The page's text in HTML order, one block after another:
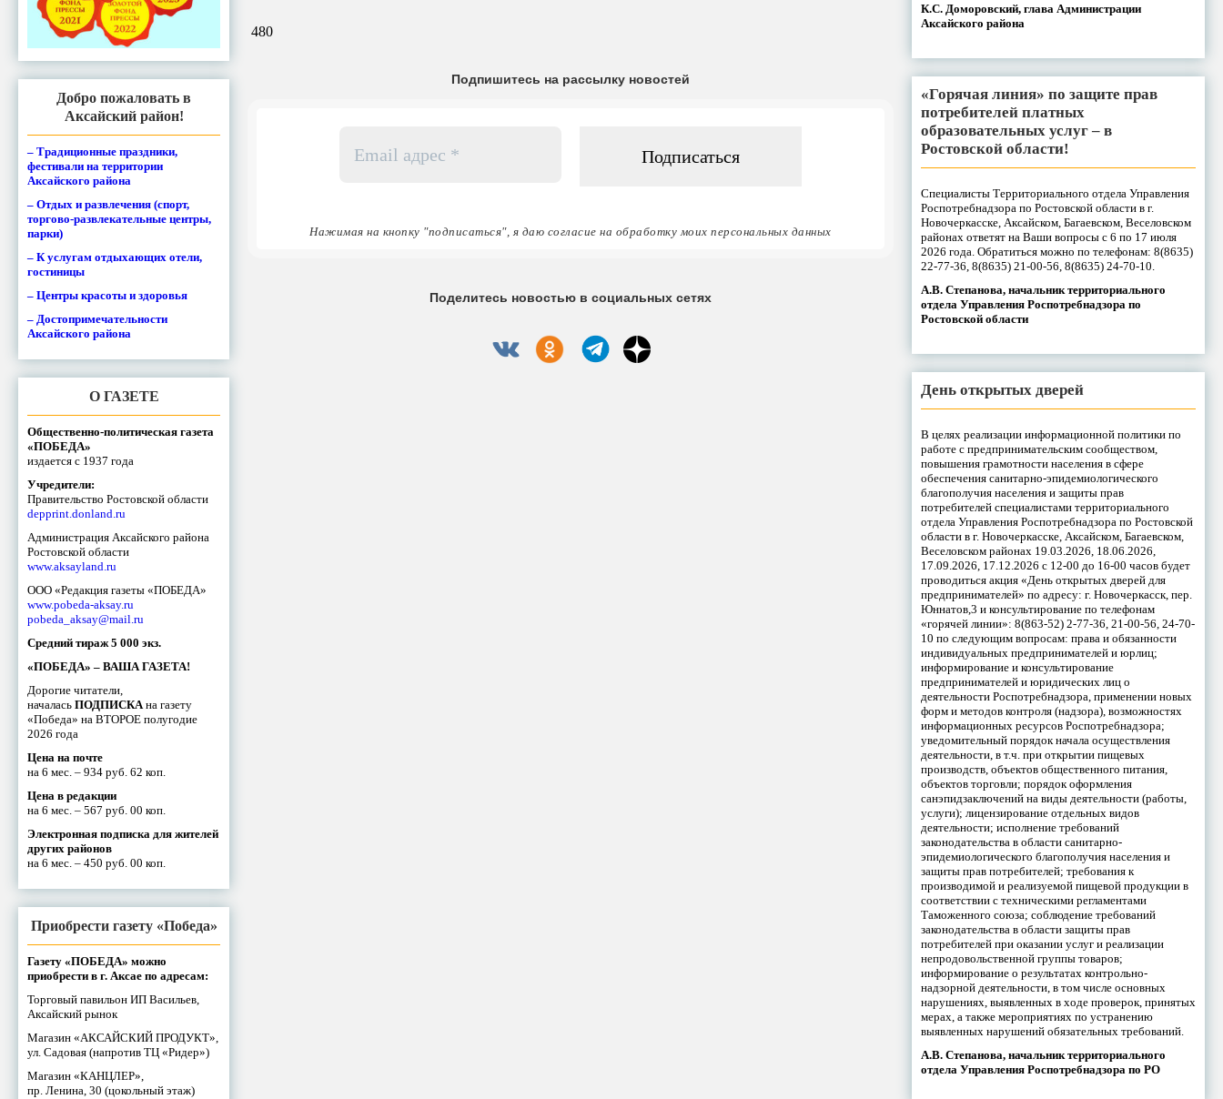
Добро пожаловать в
Аксайский район!
– Традиционные праздники,
фестивали на территории
Аксайского района
– Отдых и развлечения (спорт,
торгово-развлекательные центры,
парки)
– К услугам отдыхающих отели,
гостиницы
– Центры красоты и здоровья
– Достопримечательности
Аксайского района
О ГАЗЕТЕ
Общественно-политическая газета
«ПОБЕДА»
издается с 1937 года
Учредители:
Правительство Ростовской области
depprint.donland.ru
Администрация Аксайского района
Ростовской области
www.aksayland.ru
ООО «Редакция газеты «ПОБЕДА»
www.pobeda-aksay.ru
pobeda_aksay@mail.ru
Средний тираж 5 000 экз.
«ПОБЕДА» – ВАША ГАЗЕТА!
Дорогие читатели,
началась ПОДПИСКАна газету
«Победа» на ВТОРОЕ полугодие
2026 года
Цена на почте
на 6 мес. – 934 руб. 62 коп.
Цена в редакции
на 6 мес. – 567 руб. 00 коп.
Электронная подписка для жителей
других районов
на 6 мес. – 450 руб. 00 коп.
Приобрести газету «Победа»
Газету «ПОБЕДА» можно
приобрести в г. Аксае по адресам:
Торговый павильон ИП Васильев,
Аксайский рынок
Магазин «АКСАЙСКИЙ ПРОДУКТ»,
ул. Садовая (напротив ТЦ «Ридер»)
Магазин «КАНЦЛЕР»,
пр. Ленина, 30 (цокольный этаж)
480
Подпишитесь на рассылку новостей
адрес
Нажимая на кнопку "подписаться", я даю согласие на обработку моих персональных данных
Поделитесь новостью в социальных сетях
К.С. Доморовский, глава Администрации
Аксайского района
«Горячая линия» по защите прав
потребителей платных
образовательных услуг – в
Ростовской области!
Специалисты Территориального отдела Управления
Роспотребнадзора по Ростовской области в г.
Новочеркасске, Аксайском, Багаевском, Веселовском
районах ответят на Ваши вопросы с 6 по 17 июля
2026 года. Обратиться можно по телефонам: 8(8635)
22-77-36, 8(8635) 21-00-56, 8(8635) 24-70-10.
А.В. Степанова, начальник территориального
отдела Управления Роспотребнадзора по
Ростовской области
День открытых дверей
В целях реализации информационной политики по
работе с предпринимательским сообществом,
повышения грамотности населения в сфере
обеспечения санитарно-эпидемиологического
благополучия населения и защиты прав
потребителей специалистами территориального
отдела Управления Роспотребнадзора по Ростовской
области в г. Новочеркасске, Аксайском, Багаевском,
Веселовском районах 19.03.2026, 18.06.2026,
17.09.2026, 17.12.2026 с 12-00 до 16-00 часов будет
проводиться акция «День открытых дверей для
предпринимателей» по адресу: г. Новочеркасск, пер.
Юннатов,3 и консультирование по телефонам
«горячей линии»: 8(863-52) 2-77-36, 21-00-56, 24-70-
10 по следующим вопросам: права и обязанности
индивидуальных предпринимателей и юрлиц;
информирование и консультирование
предпринимателей и юридических лиц о
деятельности Роспотребнадзора, применении новых
форм и методов контроля (надзора), возможностях
информационных ресурсов Роспотребнадзора;
уведомительный порядок начала осуществления
деятельности, в т.ч. при открытии пищевых
производств, объектов общественного питания,
объектов торговли; порядок оформления
санэпидзаключений на виды деятельности (работы,
услуги); лицензирование отдельных видов
деятельности; исполнение требований
законодательства в области санитарно-
эпидемиологического благополучия населения и
защиты прав потребителей; требования к
производимой и реализуемой пищевой продукции в
соответствии с техническими регламентами
Таможенного союза; соблюдение требований
законодательства в области защиты прав
потребителей при оказании услуг и реализации
непродовольственной группы товаров;
информирование о результатах контрольно-
надзорной деятельности, в том числе основных
нарушениях, выявленных в ходе проверок, принятых
мерах, а также мероприятиях по устранению
выявленных нарушений обязательных требований.
А.В. Степанова, начальник территориального
отдела Управления Роспотребнадзора по РО